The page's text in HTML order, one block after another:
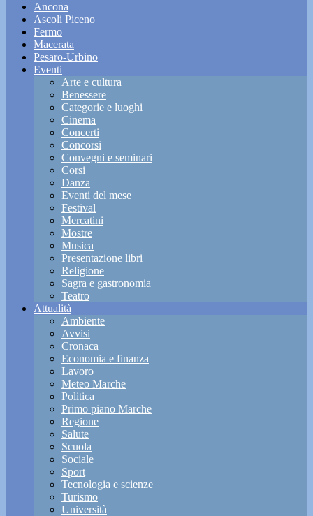
Ancona
Ascoli Piceno
Fermo
Macerata
Pesaro-Urbino
Eventi
Arte e cultura
Benessere
Categorie e luoghi
Cinema
Concerti
Concorsi
Convegni e seminari
Corsi
Danza
Eventi del mese
Festival
Mercatini
Mostre
Musica
Presentazione libri
Religione
Sagra e gastronomia
Teatro
Attualità
Ambiente
Avvisi
Cronaca
Economia e finanza
Lavoro
Meteo Marche
Politica
Primo piano Marche
Regione
Salute
Scuola
Sociale
Sport
Tecnologia e scienze
Turismo
Università